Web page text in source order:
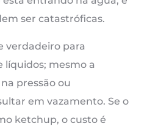
ser catastróficas.
verdadeiro para
líquidos; mesmo a
pressão ou
em vazamento. Se o
ketchup, o custo é